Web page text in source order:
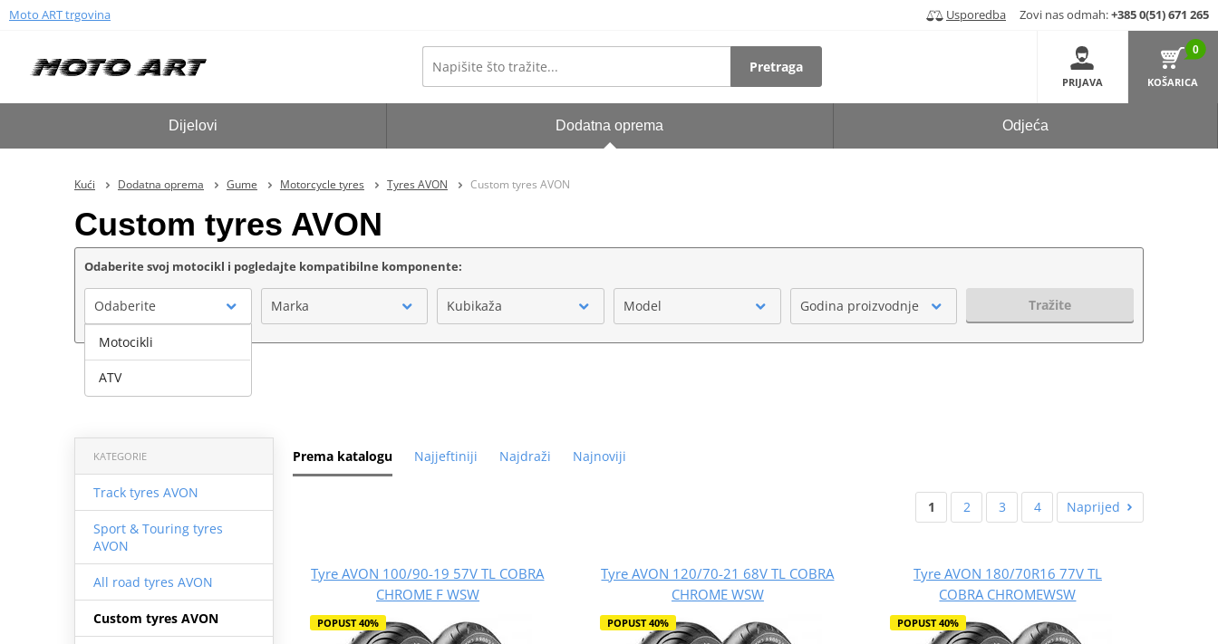
Moto ART trgovina Usporedba Zovi nas odmah:+385 0(51) 671 265
Pretraga
PRIJAVA
0
KOŠARICA
Dijelovi Dodatna oprema Odjeća
Kući Dodatna oprema Gume Motorcycle tyres Tyres AVON Custom tyres AVON
Custom tyres AVON
Odaberite svoj motocikl i pogledajte kompatibilne komponente:
Odaberite Marka Kubikaža Model Godina proizvodnje Tražite
Prema katalogu Najjeftiniji Najdraži Najnoviji
KATEGORIE
Track tyres AVON
Sport & Touring tyres
AVON
All road tyres AVON
Custom tyres AVON
1 2 3 4 Naprijed
Tyre AVON 100/90-19 57V TL COBRA
CHROME F WSW
POPUST 40%
Tyre AVON 120/70-21 68V TL COBRA
CHROME WSW
POPUST 40%
Tyre AVON 180/70R16 77V TL
COBRA CHROMEWSW
POPUST 40%
Motocikli
ATV